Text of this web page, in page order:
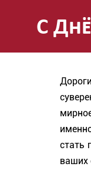
С
стать
ваших